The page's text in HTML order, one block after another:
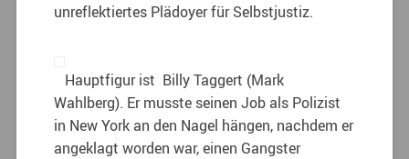
unreflektiertes Plädoyer für Selbstjustiz.
Hauptfigur ist Billy Taggert (Mark
Wahlberg). Er musste seinen Job als Polizist
in New York an den Nagel hängen, nachdem er
angeklagt worden war, einen Gangster